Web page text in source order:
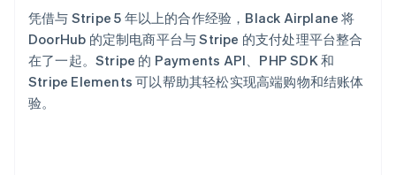
凭借与 Stripe 5 年以上的合作经验，Black Airplane 将
DoorHub 的定制电商平台与 Stripe 的支付处理平台整合
在了一起。Stripe 的 Payments API、PHP SDK 和
Stripe Elements 可以帮助其轻松实现高端购物和结账体
验。